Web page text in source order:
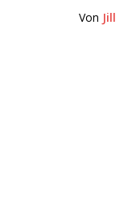
Von Jill